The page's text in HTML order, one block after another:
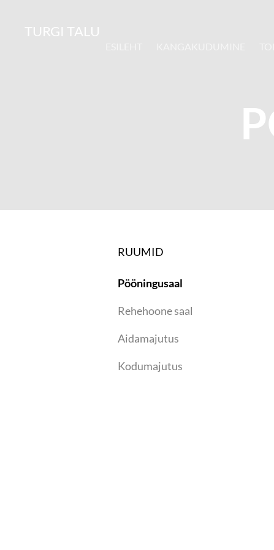
TURGI TALU
RUUMID
Pööningusaal
Rehehoone saal
Aidamajutus
Kodumajutus